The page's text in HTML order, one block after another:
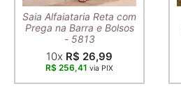
Saia Alfaiataria Reta com
Prega na Barra e Bolsos
- 5813
10x R$ 26,99
R$ 256,41 via PIX